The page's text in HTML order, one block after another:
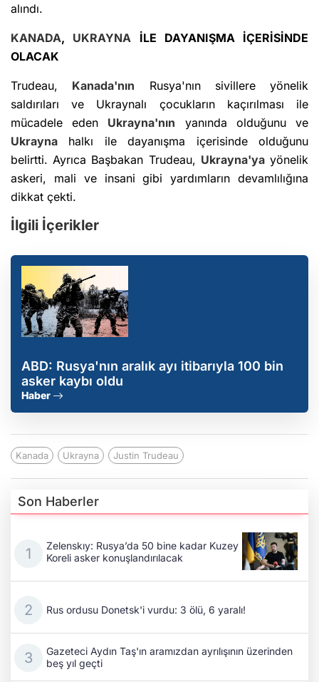
alındı.
KANADA, UKRAYNA İLE DAYANIŞMA İÇERİSİNDE
OLACAK
Trudeau, Kanada'nın Rusya'nın sivillere yönelik
saldırıları ve Ukraynalı çocukların kaçırılması ile
mücadele eden Ukrayna'nın yanında olduğunu ve
Ukrayna halkı ile dayanışma içerisinde olduğunu
belirtti. Ayrıca Başbakan Trudeau, Ukrayna'yayönelik
askeri, mali ve insani gibi yardımların devamlılığına
dikkat çekti.
İlgili İçerikler
ABD: Rusya'nın aralık ayı itibarıyla 100 bin
asker kaybı oldu
Haber
Kanada Ukrayna Justin Trudeau
Son Haberler
Zelenskıy: Rusya’da 50 bine kadar Kuzey
Koreli asker konuşlandırılacak
Rus ordusu Donetsk'i vurdu: 3 ölü, 6 yaralı!
Gazeteci Aydın Taş'ın aramızdan ayrılışının üzerinden
beş yıl geçti